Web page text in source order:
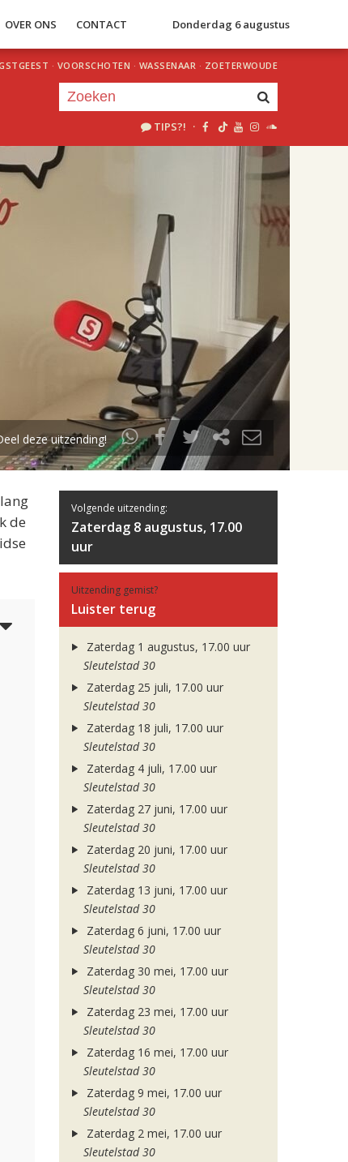
OVER ONS CONTACT Donderdag 6 augustus
· VOORSCHOTEN · WASSENAAR · ZOETERWOUDE
TIPS?! ·
uur 1 van 2
Volgend uur
deze uitzending!
de
Volgende uitzending:
Zaterdag 8 augustus, 17.00
uur
Uitzending gemist?
Luister terug
Zaterdag 1 augustus, 17.00 uur
Sleutelstad 30
Zaterdag 25 juli, 17.00 uur
Sleutelstad 30
Zaterdag 18 juli, 17.00 uur
Sleutelstad 30
Zaterdag 4 juli, 17.00 uur
Sleutelstad 30
Zaterdag 27 juni, 17.00 uur
Sleutelstad 30
Zaterdag 20 juni, 17.00 uur
Sleutelstad 30
Zaterdag 13 juni, 17.00 uur
Sleutelstad 30
Zaterdag 6 juni, 17.00 uur
Sleutelstad 30
Zaterdag 30 mei, 17.00 uur
Sleutelstad 30
Zaterdag 23 mei, 17.00 uur
Sleutelstad 30
Zaterdag 16 mei, 17.00 uur
Sleutelstad 30
Zaterdag 9 mei, 17.00 uur
Sleutelstad 30
Zaterdag 2 mei, 17.00 uur
Sleutelstad 30